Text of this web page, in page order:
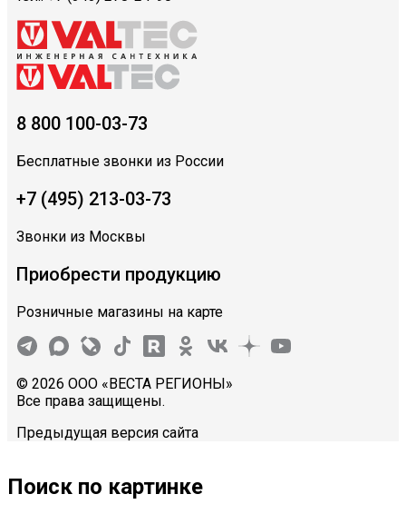
8 800 100-03-73
Бесплатные звонки из России
+7 (495) 213-03-73
Звонки из Москвы
Приобрести продукцию
Розничные магазины на карте
© 2026 ООО «ВЕСТА РЕГИОНЫ»
Все права защищены.
Предыдущая версия сайта
Поиск по картинке